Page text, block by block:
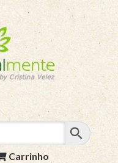
Carrinho